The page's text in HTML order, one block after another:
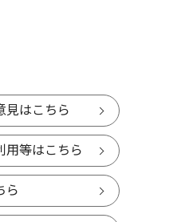
見はこちら
用等はこちら
ら